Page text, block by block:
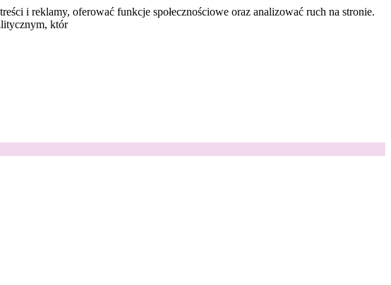
i reklamy, oferować funkcje społecznościowe oraz analizować ruch na stronie.
któr